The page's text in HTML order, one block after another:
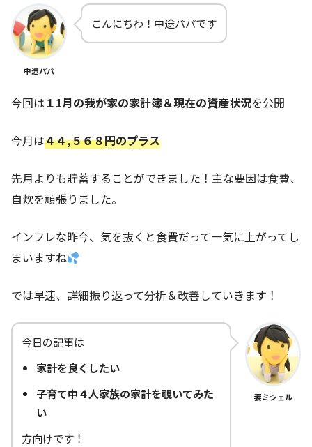
中途パパ
こんにちわ！中途パパです
今回は１1月の我が家の家計簿＆現在の資産状況を公開
今月は４４,５６８円のプラス
先月よりも貯蓄することができました！主な要因は食費、
自炊を頑張りました。
インフレな昨今、気を抜くと食費だって一気に上がってし
まいますね
では早速、詳細振り返って分析＆改善していきます！
今日の記事は
家計を良くしたい
子育て中４人家族の家計を覗いてみた
い
方向けです！
妻ミシェル